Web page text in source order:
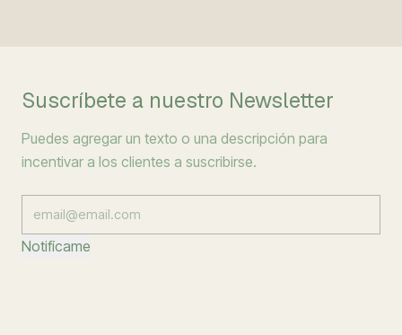
Suscríbete a nuestro Newsletter
Puedes agregar un texto o una descripción para
incentivar a los clientes a suscribirse.
Notifícame